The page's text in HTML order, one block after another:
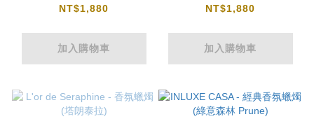
納)
NT$1,880
加入購物車
NT$1,880
加入購物車